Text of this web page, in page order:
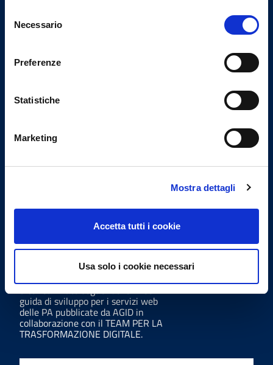
delNecessario
Preferenze
Statistiche
Marketing
Mostra dettagli
Accetta tutti i cookie
Usa solo i cookie necessari
Codice fiscale
Linee Guida
Sito realizzato seguendo le linee
guida di sviluppo per i servizi web
delle PA pubblicate da AGID in
collaborazione con il TEAM PER LA
TRASFORMAZIONE DIGITALE.